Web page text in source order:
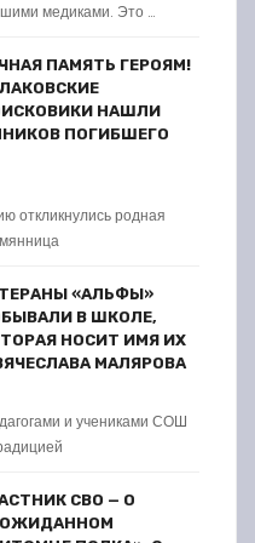
медиками. Это …
ПАМЯТЬ ГЕРОЯМ!
НАШЛИ
ПОГИБШЕГО
откликнулись родная
«АЛЬФЫ»
В ШКОЛЕ,
НОСИТ ИМЯ ИХ
МАЛЯРОВА
и учениками СОШ
СВО — О